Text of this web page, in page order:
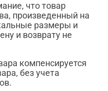
что товар
произведенный на
размеры и
и возврату не
компенсируется
без учета